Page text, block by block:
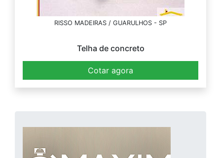
RISSO MADEIRAS / GUARULHOS - SP
Telha de concreto
Cotar agora